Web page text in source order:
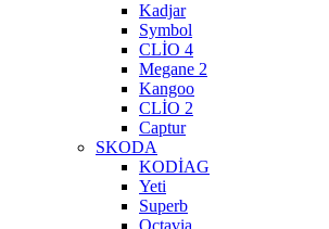
Kadjar
Symbol
CLİO 4
Megane 2
Kangoo
CLİO 2
Captur
SKODA
KODİAG
Yeti
Superb
Octavia